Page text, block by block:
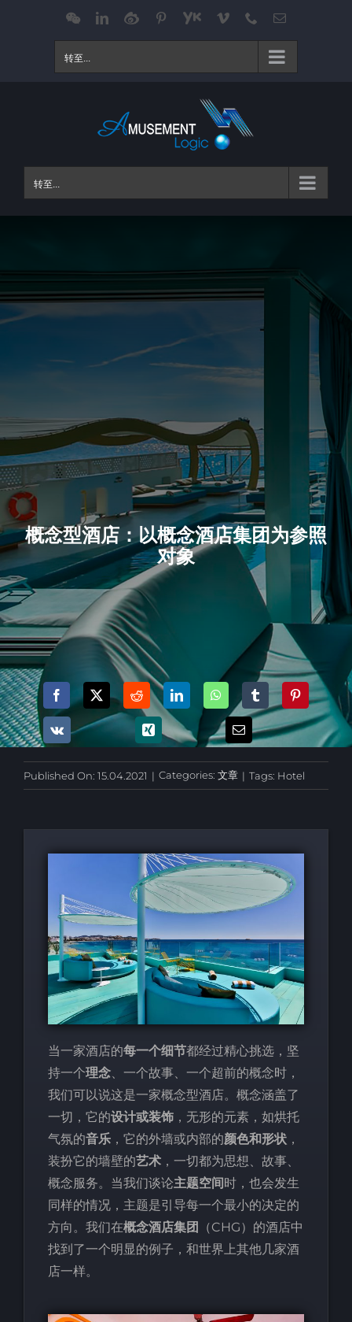
WeChatLinkedIn
Weibo Pinterest
Youku Vimeo Phone电
转至...
转至...
概念型酒店：以概念酒店集团为参照
对象
Published On: 15.04.2021 | Categories: 文章 | Tags: Hotel
当一家酒店的每一个细节都经过精心挑选，坚
持一个理念、一个故事、一个超前的概念时，
我们可以说这是一家概念型酒店。概念涵盖了
一切，它的设计或装饰，无形的元素，如烘托
气氛的音乐，它的外墙或内部的颜色和形状，
装扮它的墙壁的艺术，一切都为思想、故事、
概念服务。当我们谈论主题空间时，也会发生
同样的情况，主题是引导每一个最小的决定的
方向。我们在概念酒店集团
（CHG）的酒店中
找到了一个明显的例子，和世界上其他几家酒
店一样。